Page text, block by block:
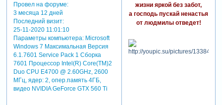
Провел на форуме:
3 месяца 12 дней
Последний визит:
25-11-2020 11:01:10
Параметры компьютера:Microsoft
Windows 7 Максимальная Версия
6.1.7601 Service Pack 1 Сборка
7601 Процессор Intel(R) Core(TM)2
Duo CPU E4700 @ 2.60GHz, 2600
МГц, ядер: 2, опер.память 4ГБ,
видео NVIDIA GeForce GTX 560 Ti
жизни яркой без забот,
а господь пускай ненастья
от людмилы отведет!